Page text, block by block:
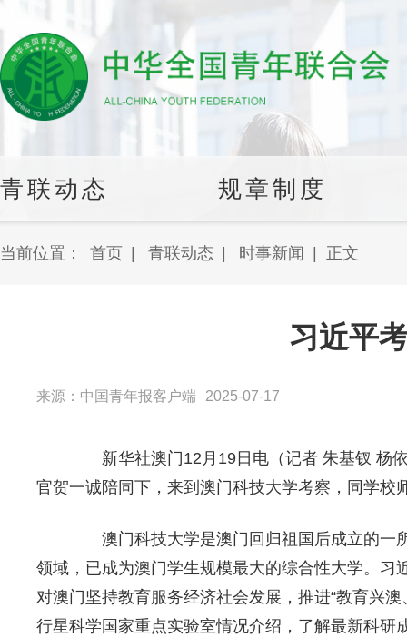
青联动态 规章制度
当前位置： 首页 青联动态 时事新闻 正文
习近平
来源：中国青年报客户端 2025-07-17
新华社澳门12月19日电（记者 朱基钗 杨依
官贺一诚陪同下，来到澳门科技大学考察，同学校
澳门科技大学是澳门回归祖国后成立的一
领域，已成为澳门学生规模最大的综合性大学。
对澳门坚持教育服务经济社会发展，推进“教育兴
行星科学国家重点实验室情况介绍，了解最新科